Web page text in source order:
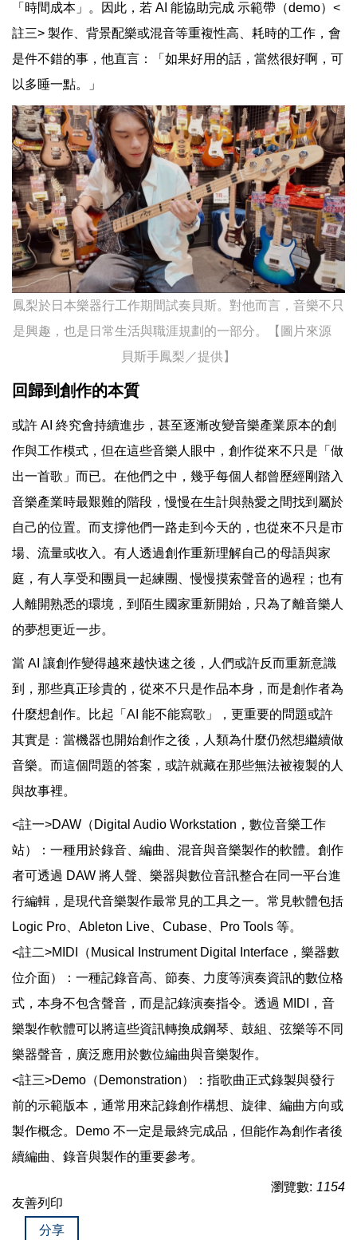
「時間成本」。因此，若 AI 能協助完成 示範帶（demo）<
註三> 製作、背景配樂或混音等重複性高、耗時的工作，會
是件不錯的事，他直言：「如果好用的話，當然很好啊，可
以多睡一點。」
鳳梨於日本樂器行工作期間試奏貝斯。對他而言，音樂不只
是興趣，也是日常生活與職涯規劃的一部分。【圖片來源
貝斯手鳳梨／提供】
回歸到創作的本質
或許 AI 終究會持續進步，甚至逐漸改變音樂產業原本的創
作與工作模式，但在這些音樂人眼中，創作從來不只是「做
出一首歌」而已。在他們之中，幾乎每個人都曾歷經剛踏入
音樂產業時最艱難的階段，慢慢在生計與熱愛之間找到屬於
自己的位置。而支撐他們一路走到今天的，也從來不只是市
場、流量或收入。有人透過創作重新理解自己的母語與家
庭，有人享受和團員一起練團、慢慢摸索聲音的過程；也有
人離開熟悉的環境，到陌生國家重新開始，只為了離音樂人
的夢想更近一步。
當 AI 讓創作變得越來越快速之後，人們或許反而重新意識
到，那些真正珍貴的，從來不只是作品本身，而是創作者為
什麼想創作。比起「AI 能不能寫歌」，更重要的問題或許
其實是：當機器也開始創作之後，人類為什麼仍然想繼續做
音樂。而這個問題的答案，或許就藏在那些無法被複製的人
與故事裡。
<註一>DAW（Digital Audio Workstation，數位音樂工作
站）：一種用於錄音、編曲、混音與音樂製作的軟體。創作
者可透過 DAW 將人聲、樂器與數位音訊整合在同一平台進
行編輯，是現代音樂製作最常見的工具之一。常見軟體包括
Logic Pro、Ableton Live、Cubase、Pro Tools 等。
<註二>MIDI（Musical Instrument Digital Interface，樂器數
位介面）：一種記錄音高、節奏、力度等演奏資訊的數位格
式，本身不包含聲音，而是記錄演奏指令。透過 MIDI，音
樂製作軟體可以將這些資訊轉換成鋼琴、鼓組、弦樂等不同
樂器聲音，廣泛應用於數位編曲與音樂製作。
<註三>Demo（Demonstration）：指歌曲正式錄製與發行
前的示範版本，通常用來記錄創作構想、旋律、編曲方向或
製作概念。Demo 不一定是最終完成品，但能作為創作者後
續編曲、錄音與製作的重要參考。
瀏覽數: 1154
友善列印
分享